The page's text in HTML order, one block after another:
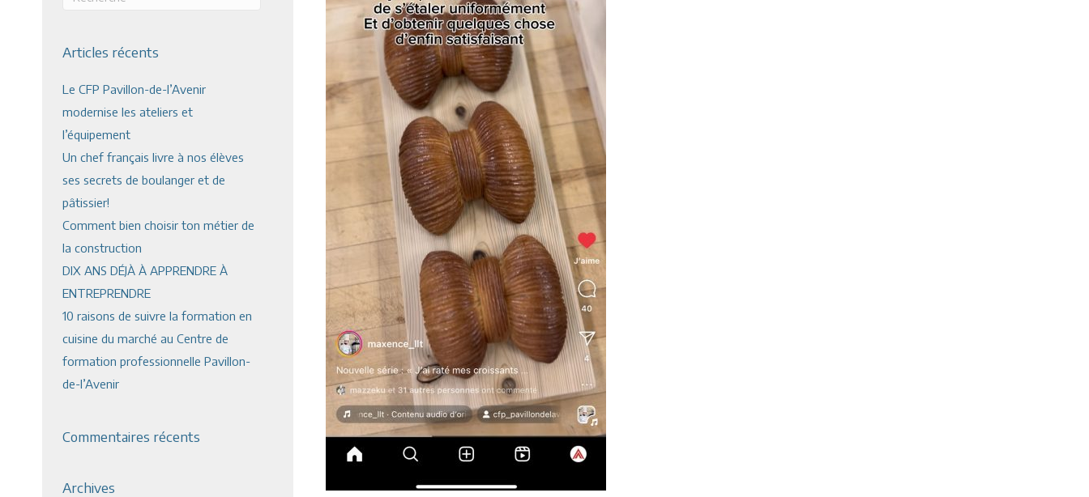
Articles récents
Le CFP Pavillon-de-l’Avenir
modernise les ateliers et
l’équipement
Un chef français livre à nos élèves
ses secrets de boulanger et de
pâtissier!
Comment bien choisir ton métier de
la construction
DIX ANS DÉJÀ À APPRENDRE À
ENTREPRENDRE
10 raisons de suivre la formation en
cuisine du marché au Centre de
formation professionnelle Pavillon-
de-l’Avenir
Commentaires récents
Archives